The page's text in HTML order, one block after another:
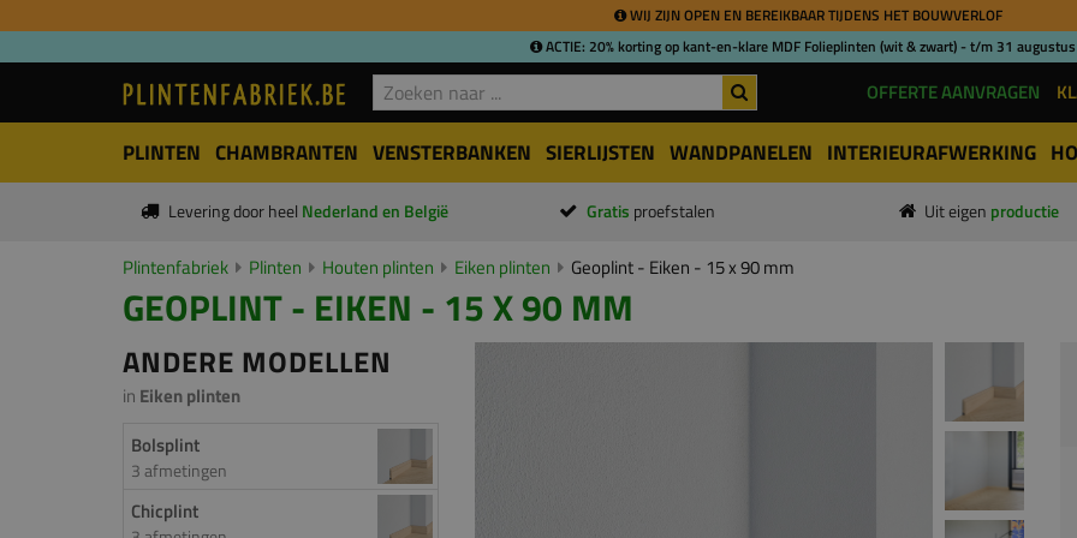
WIJ ZIJN OPEN EN BEREIKBAAR TIJDENS HET BOUWVERLOF
ACTIE: 20% korting op kant-en-klare MDF Folieplinten (wit & zwart) - t/m 31
OFFERTE AANVRAGEN
PLINTEN CHAMBRANTEN VENSTERBANKEN SIERLIJSTEN WANDPANELEN INTERIEURAFWERKING
Levering door heel Nederland en België Gratis proefstalen Uit eigen productie
Plintenfabriek Plinten Houten plinten Eiken plinten Geoplint - Eiken - 15 x 90 mm
GEOPLINT - EIKEN - 15 X 90 MM
ANDERE MODELLEN
in Eiken plinten
Bolsplint
3 afmetingen
Chicplint